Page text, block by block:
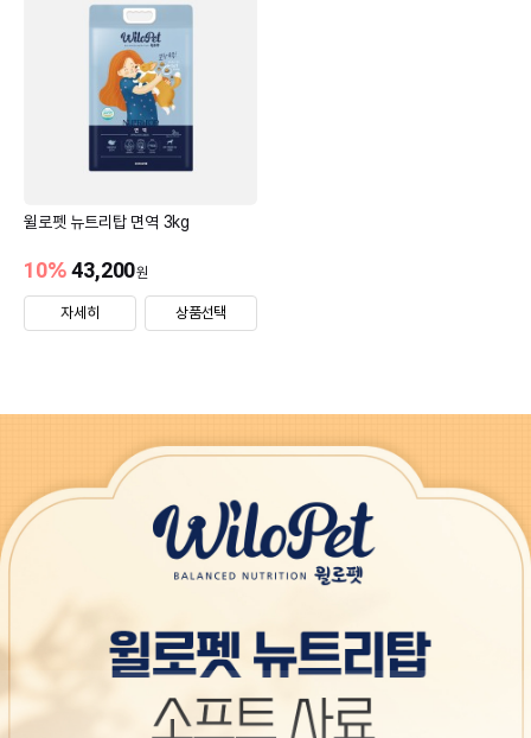
윌로펫 뉴트리탑 면역 3kg
43,200원
10%
자세히 상품선택